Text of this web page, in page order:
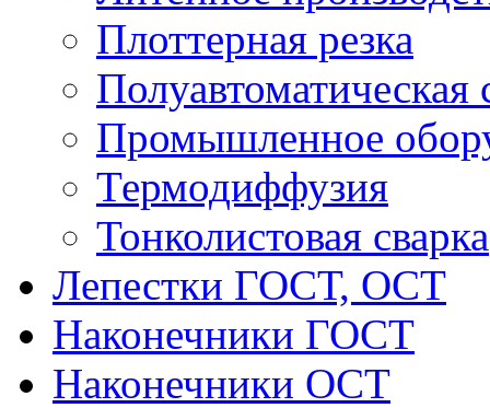
Плоттерная резка
Полуавтоматическая
Промышленное
Термодиффузия
Тонколистовая сварка
Лепестки ГОСТ, ОСТ
Наконечники ГОСТ
Наконечники ОСТ